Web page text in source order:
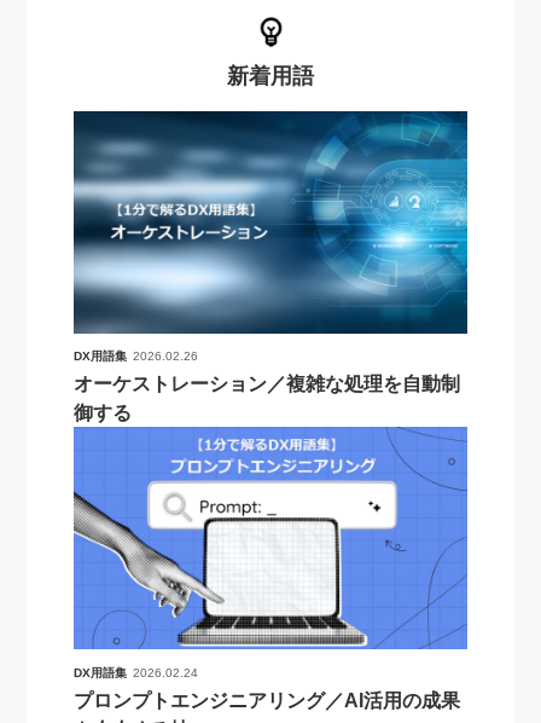
新着用語
DX用語集 2026.02.26
オーケストレーション／複雑な処理を自動制
御する
DX用語集 2026.02.24
プロンプトエンジニアリング／AI活用の成果